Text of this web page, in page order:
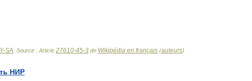
SA . Source : Article 27610-45-3 de Wikipédia en français (auteurs)
НИР